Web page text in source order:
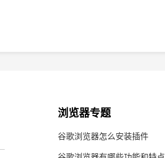
浏览器专题
谷歌浏览器怎么安装插件